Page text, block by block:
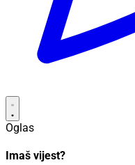
Oglas
Imaš vijest?